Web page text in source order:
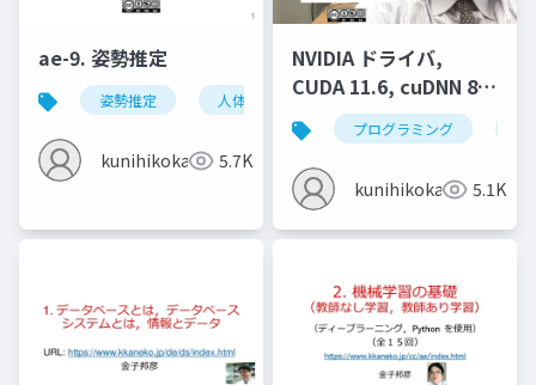
ae-9. 姿勢推定
姿勢推定 人体の姿勢推定 頭部の姿勢推定
kunihikokaneko5.7K
NVIDIA ドライバ,
CUDA 11.6, cuDNN 8.4
のインストール
(Windows 上) (2022年
4月の最新版)
プログラミング
kunihikokaneko5.1K